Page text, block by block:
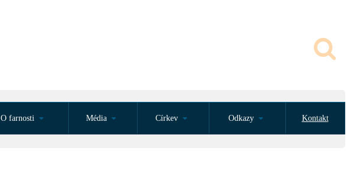
O farnosti Média Církev Odkazy Kontakt